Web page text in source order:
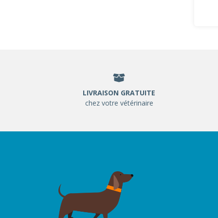
LIVRAISON GRATUITE
chez votre vétérinaire